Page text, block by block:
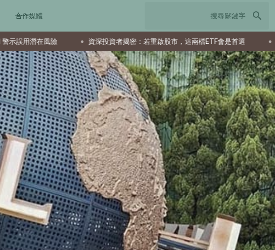
合作媒體 search
資深投資者揭密：若重啟股市，這兩檔ETF會是首選 父親節送什麼最實用